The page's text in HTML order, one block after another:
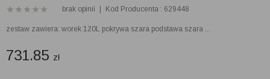
brak opinii Kod Producenta : 629448
zestaw zawiera: worek 120L pokrywa szara podstawa szara ...
731.85 zł